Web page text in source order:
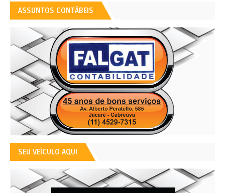
ASSUNTOS CONTÁBEIS
SEU VEÍCULO AQUI